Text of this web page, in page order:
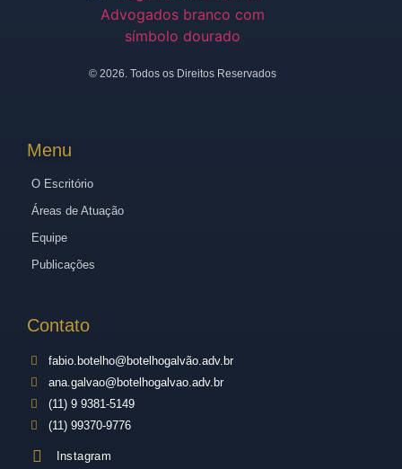
©2026. Todos os Direitos Reservados
Menu
O Escritório
Áreas de Atuação
Equipe
Publicações
Contato
fabio.botelho@botelhogalvão.adv.br
ana.galvao@botelhogalvao.adv.br
(11) 9 9381-5149
(11) 99370-9776
Instagram